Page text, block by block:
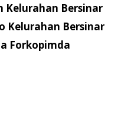
Kelurahan Bersinar
Kelurahan Bersinar
Forkopimda